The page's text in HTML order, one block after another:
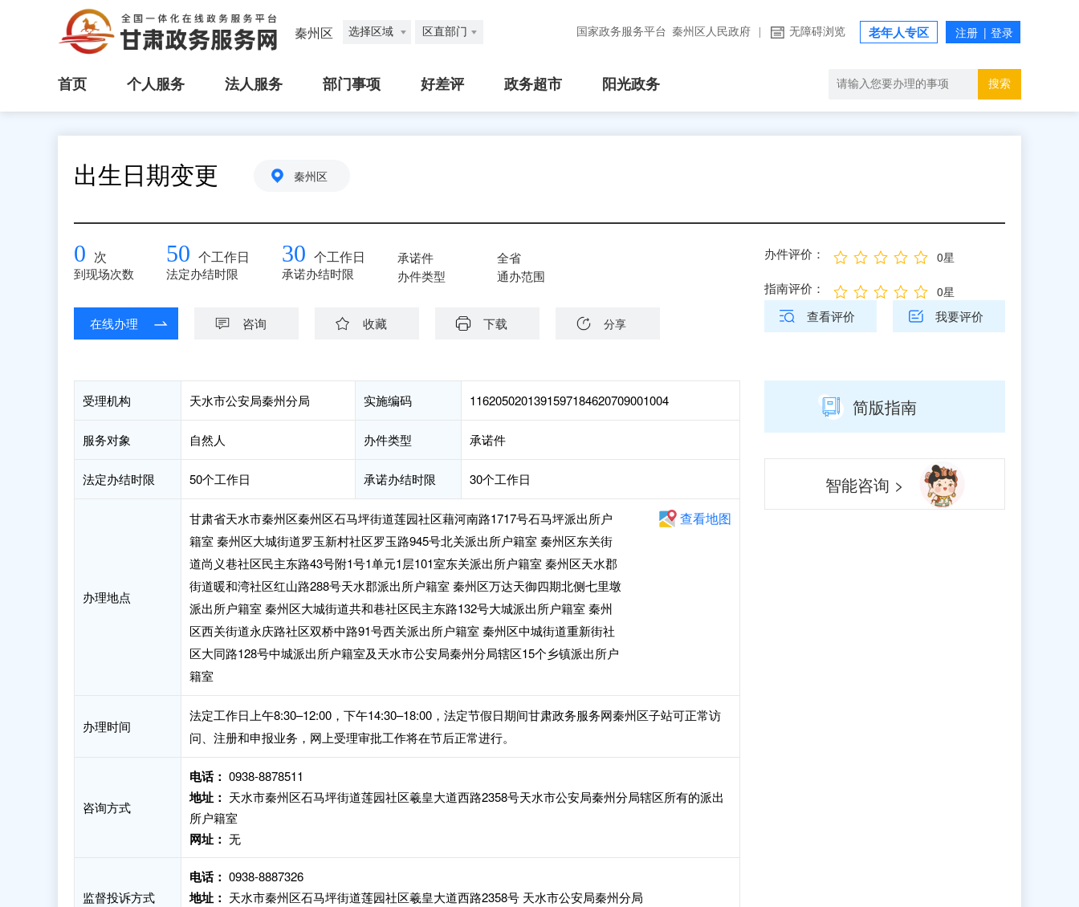
秦州区 选择区域 区直部门 国家政务服务平台 秦州区人民政府 无障碍浏览 老年人专区
首页 个人服务 法人服务 部门事项 好差评 政务超市 阳光政务 搜索
出生日期变更 秦州区
0 次
到现场次数
50 个工作日
法定办结时限
30 个工作日
承诺办结时限
承诺件
办件类型
全省
通办范围
在线办理 咨询 收藏 下载 分享
办件评价： 0星
指南评价： 0星
查看评价 我要评价
受理机构 天水市公安局秦州分局 实施编码 1162050201391597184620709001004
服务对象 自然人 办件类型 承诺件
法定办结时限 50个工作日 承诺办结时限 30个工作日
办理地点
甘肃省天水市秦州区秦州区石马坪街道莲园社区藉河南路1717号石马坪派出所户
籍室 秦州区大城街道罗玉新村社区罗玉路945号北关派出所户籍室 秦州区东关街
道尚义巷社区民主东路43号附1号1单元1层101室东关派出所户籍室 秦州区天水郡
街道暖和湾社区红山路288号天水郡派出所户籍室 秦州区万达天御四期北侧七里墩
派出所户籍室 秦州区大城街道共和巷社区民主东路132号大城派出所户籍室 秦州
区西关街道永庆路社区双桥中路91号西关派出所户籍室 秦州区中城街道重新街社
区大同路128号中城派出所户籍室及天水市公安局秦州分局辖区15个乡镇派出所户
籍室
查看地图
办理时间
法定工作日上午8:30–12:00，下午14:30–18:00，法定节假日期间甘肃政务服务网秦州区子站可正常访
问、注册和申报业务，网上受理审批工作将在节后正常进行。
咨询方式
电话： 0938-8878511
地址： 天水市秦州区石马坪街道莲园社区羲皇大道西路2358号天水市公安局秦州分局辖区所有的派出
所户籍室
网址： 无
监督投诉方式
电话： 0938-8887326
地址： 天水市秦州区石马坪街道莲园社区羲皇大道西路2358号 天水市公安局秦州分局
简版指南
智能咨询 >